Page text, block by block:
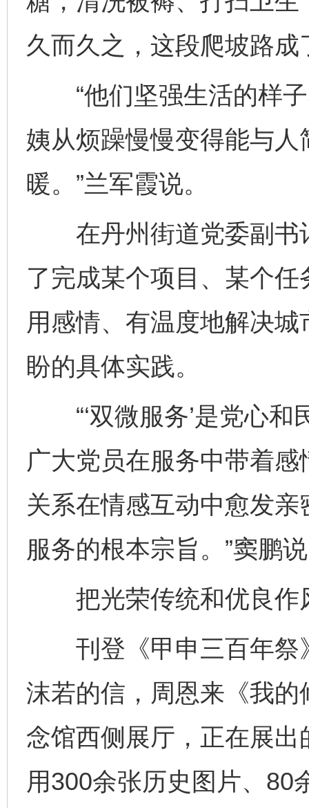
久而久之，这段爬坡路
“他们坚强生活的样子
姨从烦躁慢慢变得能与
暖。”兰军霞说。
在丹州街道党委副书
了完成某个项目、某个
用感情、有温度地解决城
盼的具体实践。
“‘双微服务’是党心和
广大党员在服务中带着
关系在情感互动中愈发
服务的根本宗旨。”窦鹏
把光荣传统和优良作
刊登《甲申三百年祭
沫若的信，周恩来《我
念馆西侧展厅，正在展出
用300余张历史图片、80